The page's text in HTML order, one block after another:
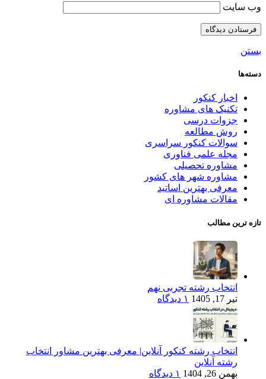
وب‌ سایت
بستن
دسته‌ها
اخبار کنکور
تکنیک های مشاوره
جزوات درسی
روش مطالعه
سوالات کنکور سراسری
مجله علمی فناوری
مشاوره تحصیلی
مشاوره شهر های کشور
معرفی بهترین اساتید
مقالات مشاوره ای
تازه ترین مطالب
انتخاب رشته تجربی نهم
تیر 17, 1405
۱ دیدگاه
انتخاب رشته کنکور آنلاین| معرفی بهترین مشاور انتخاب
رشته آنلاین
بهمن 26, 1404
۱ دیدگاه